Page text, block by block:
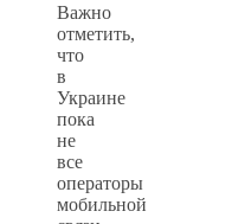
Важно
отметить,
что
в
Украине
пока
не
все
операторы
мобильной